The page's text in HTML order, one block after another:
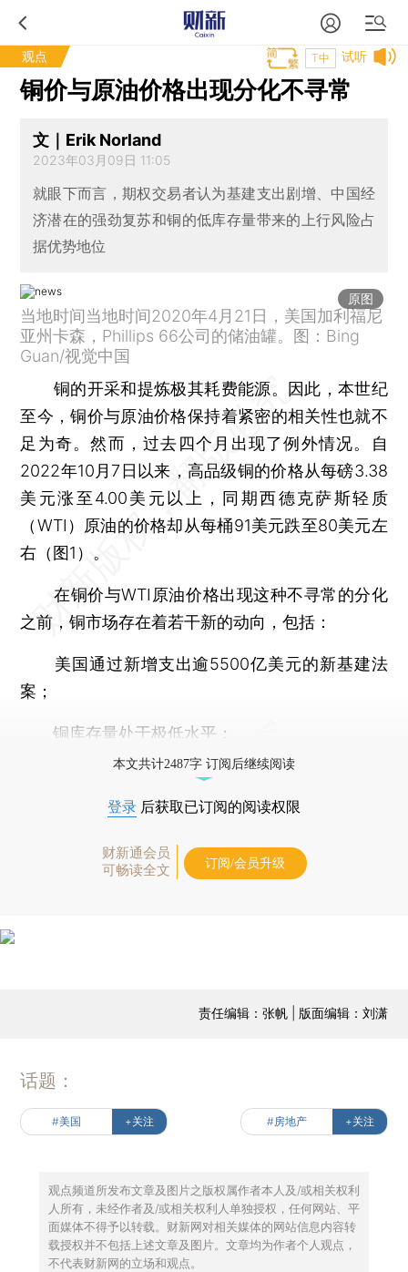
观点 试听
T中
铜价与原油价格出现分化不寻常
文｜Erik Norland
2023年03月09日 11:05
就眼下而言，期权交易者认为基建支出剧增、中国经
济潜在的强劲复苏和铜的低库存量带来的上行风险占
据优势地位
原图
当地时间当地时间2020年4月21日，美国加利福尼
亚州卡森，Phillips 66公司的储油罐。图：Bing
Guan/视觉中国
铜的开采和提炼极其耗费能源。因此，本世纪
至今，铜价与原油价格保持着紧密的相关性也就不
足为奇。然而，过去四个月出现了例外情况。自
2022年10月7日以来，高品级铜的价格从每磅3.38
美元涨至4.00美元以上，同期西德克萨斯轻质
（WTI）原油的价格却从每桶91美元跌至80美元左
右（图1）。
在铜价与WTI原油价格出现这种不寻常的分化
之前，铜市场存在着若干新的动向，包括：
美国通过新增支出逾5500亿美元的新基建法
案；
铜库存量处于极低水平；
本文共计2487字 订阅后继续阅读
登录 后获取已订阅的阅读权限
财新通会员
可畅读全文
订阅/会员升级
责任编辑：张帆 | 版面编辑：刘潇
话题：
#美国 +关注 #房地产 +关注
观点频道所发布文章及图片之版权属作者本人及/或相关权利
人所有，未经作者及/或相关权利人单独授权，任何网站、平
面媒体不得予以转载。财新网对相关媒体的网站信息内容转
载授权并不包括上述文章及图片。文章均为作者个人观点，
不代表财新网的立场和观点。